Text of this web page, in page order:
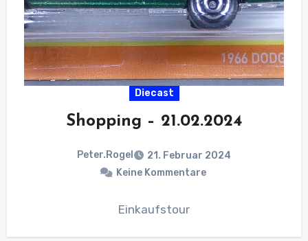
Diecast
Shopping – 21.02.2024
Peter.Rogel
21. Februar 2024
Keine Kommentare
Einkaufstour